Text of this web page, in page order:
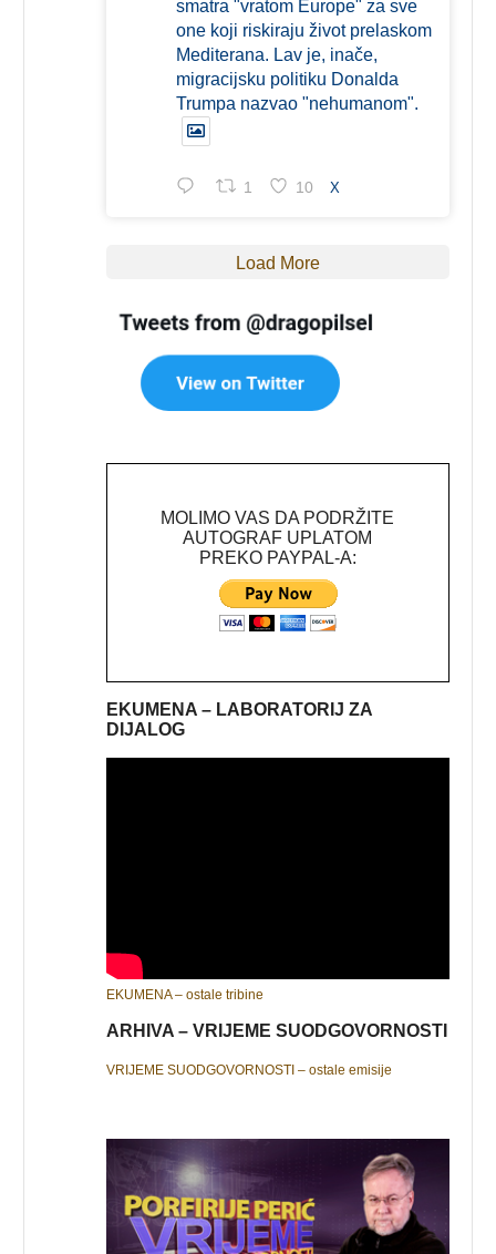
smatra "vratom Europe" za sve
one koji riskiraju život prelaskom
Mediterana. Lav je, inače,
migracijsku politiku Donalda
Trumpa nazvao "nehumanom".
1 10 X
Load More
MOLIMO VAS DA PODRŽITE
AUTOGRAF UPLATOM
PREKO PAYPAL-A:
EKUMENA – LABORATORIJ ZA
DIJALOG
EKUMENA – ostale tribine
ARHIVA – VRIJEME SUODGOVORNOSTI
VRIJEME SUODGOVORNOSTI – ostale emisije